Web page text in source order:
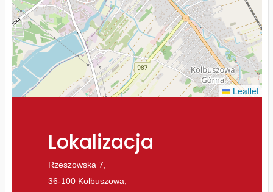
Leaflet
Lokalizacja
Rzeszowska 7,
36-100 Kolbuszowa,